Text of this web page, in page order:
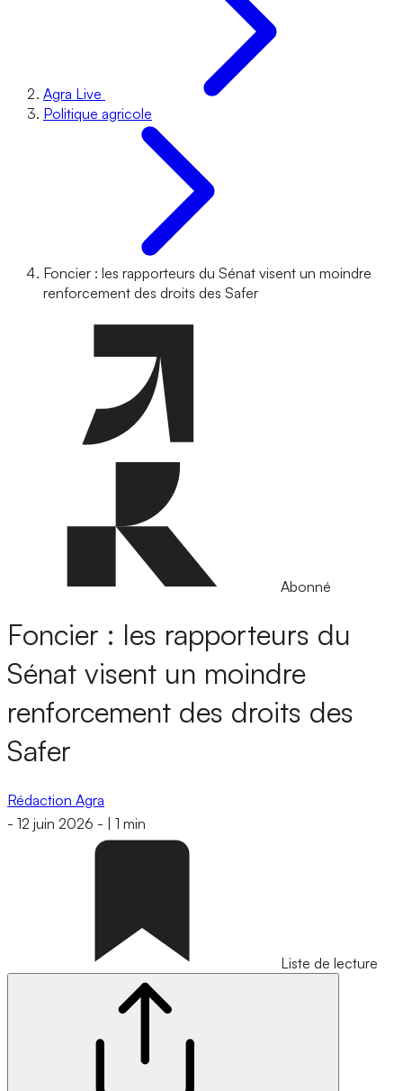
Agra Live
Politique agricole
Foncier : les rapporteurs du Sénat visent un moindre
renforcement des droits des Safer
Abonné
Foncier : les rapporteurs du
Sénat visent un moindre
renforcement des droits des
Safer
Rédaction Agra
- 12 juin 2026 - 1 min
Liste de lecture